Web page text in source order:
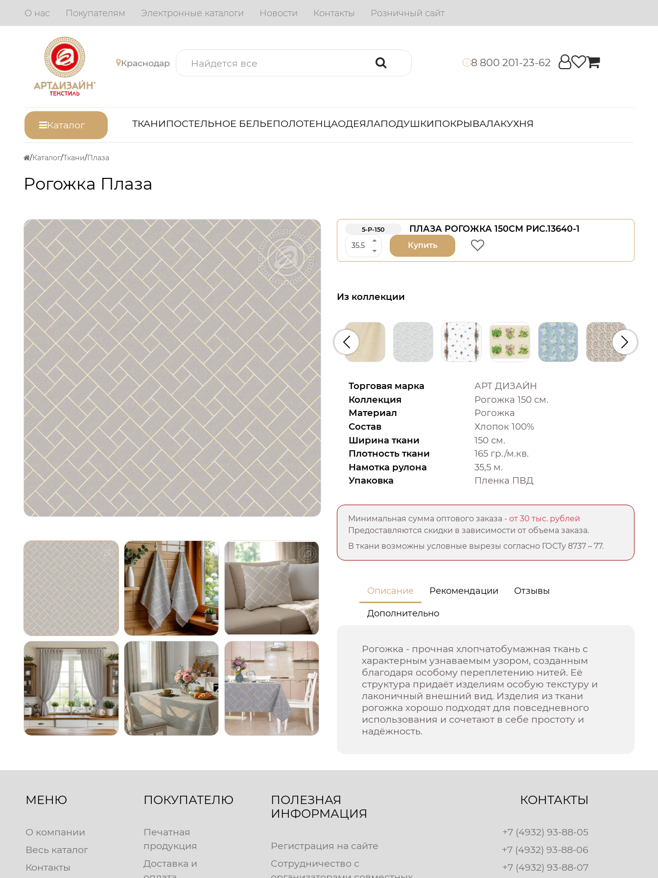
О нас Покупателям Электронные каталоги Новости Контакты Розничный сайт
Краснодар i 8 800 201-23-62
Каталог ТКАНИПОСТЕЛЬНОЕ БЕЛЬЕПОЛОТЕНЦАОДЕЯЛАПОДУШКИПОКРЫВАЛАКУХНЯ
Каталог Ткани Плаза
Рогожка Плаза
5-Р-150 ПЛАЗА РОГОЖКА 150СМ РИС.13640-1
Купить
Из коллекции
Предыдущий
Торговая марка
АРТ ДИЗАЙН
Коллекция
Рогожка 150 см.
Материал
Рогожка
Состав
Хлопок 100%
Ширина ткани
150 см.
Плотность ткани
165 гр./м.кв.
Намотка рулона
35,5 м.
Упаковка
Пленка ПВД
Минимальная сумма оптового заказа -от 30 тыс. рублей
Предоставляются скидки в зависимости от объема заказа.
В ткани возможны условные вырезы согласно ГОСТу 8737 – 77.
Описание Рекомендации Отзывы
Дополнительно
Рогожка - прочная хлопчатобумажная ткань с
характерным узнаваемым узором, созданным
благодаря особому переплетению нитей. Её
структура придаёт изделиям особую текстуру и
лаконичный внешний вид. Изделия из ткани
рогожка хорошо подходят для повседневного
использования и сочетают в себе простоту и
надёжность.
МЕНЮ
О компании
Весь каталог
Контакты
ПОКУПАТЕЛЮ
Печатная
продукция
Доставка и
ПОЛЕЗНАЯ
ИНФОРМАЦИЯ
Регистрация на сайте
Сотрудничество с
КОНТАКТЫ
+7 (4932) 93-88-05
+7 (4932) 93-88-06
+7 (4932) 93-88-07